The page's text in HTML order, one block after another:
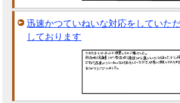
迅速かつていねいな対応をしていた
しております